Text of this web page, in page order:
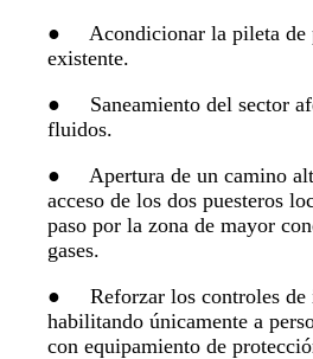
● Acondicionar la pileta de
existente.
● Saneamiento del sector
fluidos.
● Apertura de un camino
acceso de los dos puesteros
paso por la zona de mayor
gases.
● Reforzar los controles de
habilitando únicamente a
con equipamiento de